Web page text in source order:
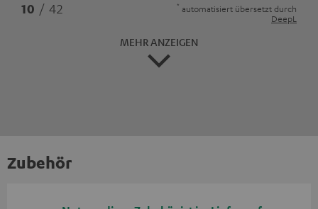
10 / 42 * automatisiert übersetzt durch
DeepL
MEHR ANZEIGEN
Zubehör